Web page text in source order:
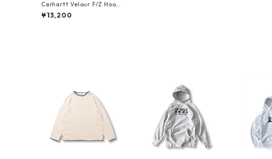
Carhartt Velour F/Z Hoodi
e_2
¥13,200